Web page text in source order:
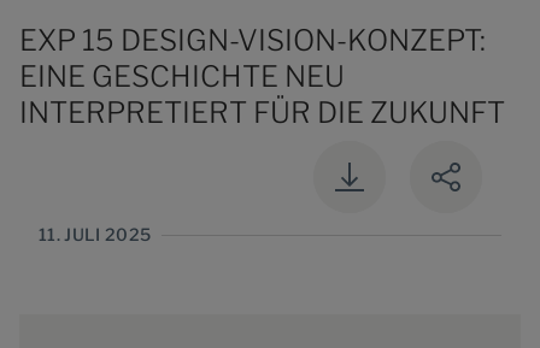
EXP 15 DESIGN-VISION-KONZEPT:
EINE GESCHICHTE NEU
INTERPRETIERT FÜR DIE ZUKUNFT
11. JULI 2025